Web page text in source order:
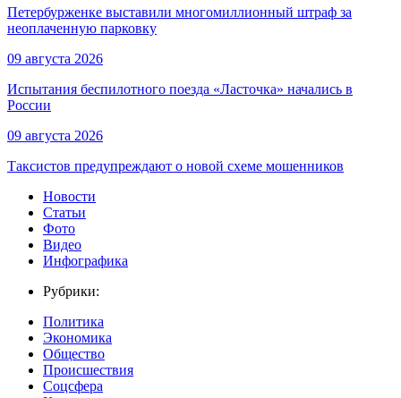
Петербурженке выставили многомиллионный штраф за
неоплаченную парковку
09 августа 2026
Испытания беспилотного поезда «Ласточка» начались в
России
09 августа 2026
Таксистов предупреждают о новой схеме мошенников
Новости
Статьи
Фото
Видео
Инфографика
Рубрики:
Политика
Экономика
Общество
Происшествия
Соцсфера